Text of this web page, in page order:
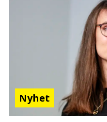
Nyhet